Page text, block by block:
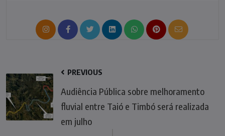
PREVIOUS
Audiência Pública sobre melhoramento
fluvial entre Taió e Timbó será realizada
em julho